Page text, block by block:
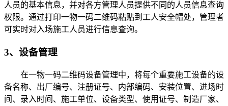
人员的基本信息，并对各方管理人员提供不同的人员信息查询
权限。通过打印一物一码二维码粘贴到工人安全帽处，管理者
可实时对入场施工人员进行信息查询。
3、设备管理
在一物一码二维码设备管理中，将每个重要施工设备的设
备名称、出厂编号、注册证号、内部编码、安装位置、进场时
间、录入时间、施工单位、设备类型、使用证号、制造厂家、